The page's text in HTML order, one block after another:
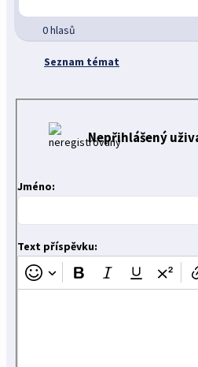
0 hlasů
Seznam témat
Nepřihlášený
Jméno:
Text příspěvku: